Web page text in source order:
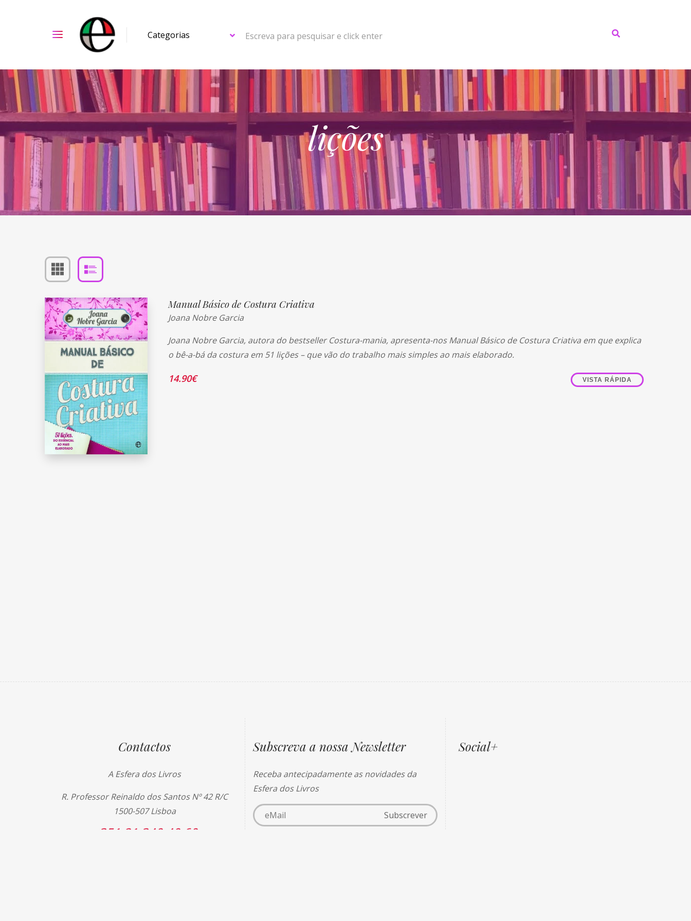
Escreva para pesquisar e click enter
lições
Manual Básico de Costura Criativa
Joana Nobre Garcia
Joana Nobre Garcia, autora do bestseller Costura-mania, apresenta-nos Manual Básico de Costura Criativa em que explica
o bê-a-bá da costura em 51 lições – que vão do trabalho mais simples ao mais elaborado.
14.90€ VISTA RÁPIDA
Contactos
A Esfera dos Livros
R. Professor Reinaldo dos Santos Nº 42 R/C
1500-507 Lisboa
+351 21 340 40 60
Subscreva a nossa Newsletter
Receba antecipadamente as novidades da
Esfera dos Livros
Social+